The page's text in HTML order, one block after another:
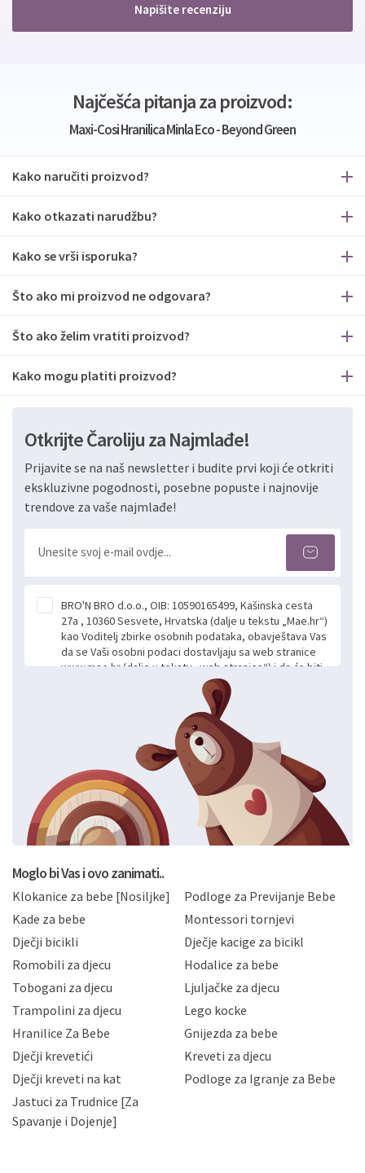
Napišite recenziju
Najčešća pitanja za proizvod:
Maxi-Cosi Hranilica Minla Eco - Beyond Green
Kako naručiti proizvod?
Kako otkazati narudžbu?
Kako se vrši isporuka?
Što ako mi proizvod ne odgovara?
Što ako želim vratiti proizvod?
Kako mogu platiti proizvod?
Otkrijte Čaroliju za Najmlađe!
Prijavite se na naš newsletter i budite prvi koji će otkriti
ekskluzivne pogodnosti, posebne popuste i najnovije
trendove za vaše najmlađe!
BRO'N BRO d.o.o., OIB: 10590165499, Kašinska cesta
27a , 10360 Sesvete, Hrvatska (dalje u tekstu „Mae.hr“)
kao Voditelj zbirke osobnih podataka, obavještava Vas
da se Vaši osobni podaci dostavljaju sa web stranice
www.mae.hr (dalje u tekstu „web stranice“) i da će biti
obrađeni. Prihvaćanjem ove Izjave smatra se da
slobodno i izričito dajete privolu za prikupljanje i daljnju
obradu Vaših osobnih podataka koje ustupate Mae.hr
putem ovih web stranica u svrhu odgovora i daljnje
komunikacije na Vaš upit poslan kroz kontakt obrazac.
Radi se o dobrovoljnom davanju podataka te ovu
Izjavu niste dužni prihvatiti odnosno niste dužni unositi
svoje osobne podatke u jednu od prijavnih
formi/obrazaca dostupnih na ovim web stranicama.
BRO'N BRO d.o.o. će s Vašim osobnim podacima
postupati sukladno Općoj uredbi o zaštiti podataka
privatnosti i kolačića koju možete pročitati ovdje i
Hrvatske, a uvijek uz primjenu odgovarajućih tehničkih i
sigurnosnih mjera zaštite osobnih podataka od
neovlaštenog pristupa, zlouporabe, otkrivanja,
gubitka ili uništenja. Mae.hr štiti privatnost svojih
korisnika i posjetitelja web stranica, čuva povjerljivost
Vaših osobnih podataka te omogućava pristup i
priopćavanje osobnih podataka samo onim svojim
zaposlenicima kojima su isti potrebni radi provedbe
slučajevima koji su dozvoljeni zakonima. Napominjemo
da možete u svako doba, u potpunosti ili djelomice,
zatražiti prestanak aktivnosti obrade Vaših osobnih
podataka. Opoziv privole možete podnijeti poštom na
gore navedenu adresu ili e-mailom na adresu:
Moglo bi Vas i ovo zanimati..
Klokanice za bebe [Nosiljke]
Podloge za Previjanje Bebe
Kade za bebe
Montessori tornjevi
Dječji bicikli
Dječje kacige za bicikl
Romobili za djecu
Hodalice za bebe
Tobogani za djecu
Ljuljačke za djecu
Trampolini za djecu
Lego kocke
Hranilice Za Bebe
Gnijezda za bebe
Dječji krevetići
Kreveti za djecu
Dječji kreveti na kat
Podloge za Igranje za Bebe
Jastuci za Trudnice [Za
Spavanje i Dojenje]